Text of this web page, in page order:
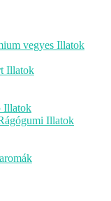
vegyes Illatok
Illatok
Illatok
Illatok